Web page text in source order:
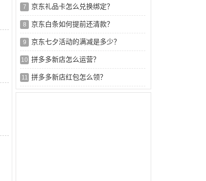
7 京东礼品卡怎么兑换绑定？
8 京东白条如何提前还清款？
9 京东七夕活动的满减是多少？
10 拼多多新店怎么运营？
11 拼多多新店红包怎么领？